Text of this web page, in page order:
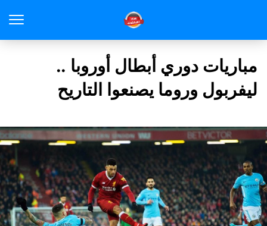
مباريات دوري أبطال أوروبا ..
ليفربول وروما يصنعوا التاريح